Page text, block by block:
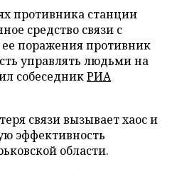
противника станции
средство связи с
поражения противник
управлять людьми на
собеседникРИА
связи вызывает хаос и
эффективность
области.